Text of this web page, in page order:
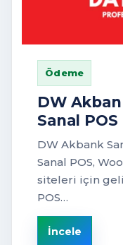
Ödeme
DW
Sanal
DW Akbank
Sanal POS,
siteleri için
POS…
İncele